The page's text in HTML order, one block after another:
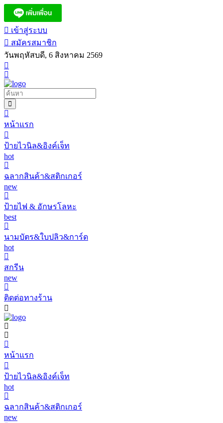
เข้าสู่ระบบ
สมัครสมาชิก
วันพฤหัสบดี, 6 สิงหาคม 2569
หน้าแรก
ป้ายไวนิล&อิงค์เจ็ท
hot
ฉลากสินค้า&สติกเกอร์
new
ป้ายไฟ & อักษรโลหะ
best
นามบัตร&ใบปลิว&การ์ด
hot
สกรีน
new
ติดต่อทางร้าน
หน้าแรก
ป้ายไวนิล&อิงค์เจ็ท
hot
ฉลากสินค้า&สติกเกอร์
new